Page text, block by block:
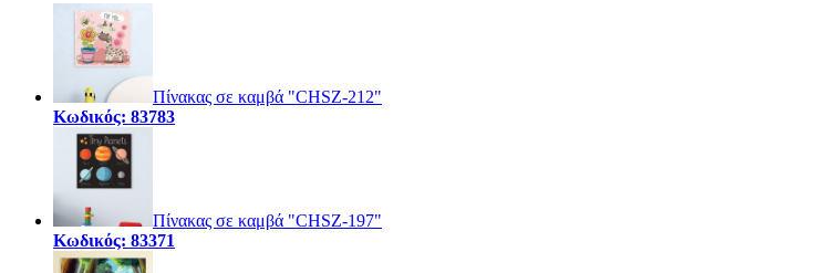
Πίνακας σε καμβά "CHSZ-212"
Κωδικός: 83783
Πίνακας σε καμβά "CHSZ-197"
Κωδικός: 83371